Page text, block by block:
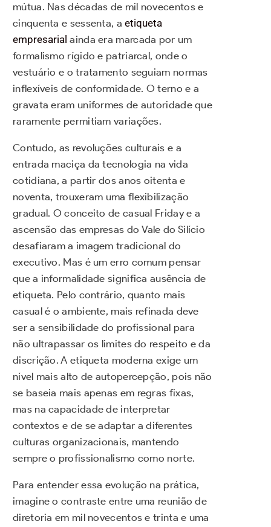
mútua. Nas décadas de mil novecentos e
cinquenta e sessenta, aetiqueta
empresarial ainda era marcada por um
formalismo rígido e patriarcal, onde o
vestuário e o tratamento seguiam normas
inflexíveis de conformidade. O terno e a
gravata eram uniformes de autoridade que
raramente permitiam variações.
Contudo, as revoluções culturais e a
entrada maciça da tecnologia na vida
cotidiana, a partir dos anos oitenta e
noventa, trouxeram uma flexibilização
gradual. O conceito de casual Friday e a
ascensão das empresas do Vale do Silício
desafiaram a imagem tradicional do
executivo. Mas é um erro comum pensar
que a informalidade significa ausência de
etiqueta. Pelo contrário, quanto mais
casual é o ambiente, mais refinada deve
ser a sensibilidade do profissional para
não ultrapassar os limites do respeito e da
discrição. A etiqueta moderna exige um
nível mais alto de autopercepção, pois não
se baseia mais apenas em regras fixas,
mas na capacidade de interpretar
contextos e de se adaptar a diferentes
culturas organizacionais, mantendo
sempre o profissionalismo como norte.
Para entender essa evolução na prática,
imagine o contraste entre uma reunião de
diretoria em mil novecentos e trinta e uma